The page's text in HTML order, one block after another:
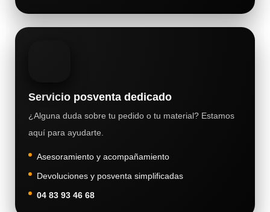
Servicio posventa dedicado
¿Alguna duda sobre tu pedido o tu material? Estamos
aquí para ayudarte.
Asesoramiento y acompañamiento
Devoluciones y posventa simplificadas
04 83 93 46 68